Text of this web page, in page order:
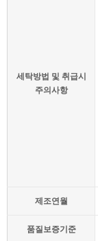
세탁방법 및 취급시
주의사항
제조연월
품질보증기준